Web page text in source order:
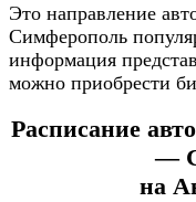
Это направление
Симферополь
информация
можно приобрести
Расписание
—
на